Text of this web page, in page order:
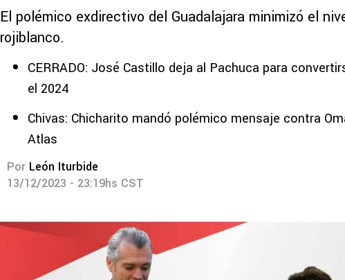
El polémico exdirectivo del Guadalajara minimizó el
rojiblanco.
CERRADO: José Castillo deja al Pachuca para
el 2024
Chivas: Chicharito mandó polémico mensaje contra
Atlas
Por León Iturbide
13/12/2023 - 23:19hs CST